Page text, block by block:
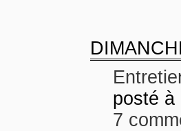
posté à
7